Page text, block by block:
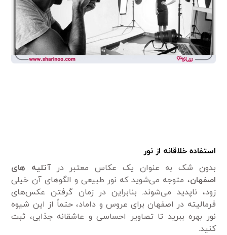
استفاده خلاقانه از نور
بدون شک به عنوان یک عکاس معتبر در آتلیه های
اصفهان، متوجه می‌شوید که نور طبیعی و الگو‌های آن خیلی
زود، ناپدید می‌شوند. بنابراین در زمان گرفتن عکس‌های
فرمالیته در اصفهان برای عروس و داماد، حتماً از این شیوه
نور بهره ببرید تا تصاویر احساسی و عاشقانه جذابی، ثبت
کنید.